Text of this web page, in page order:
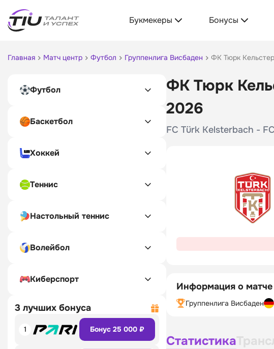
Букмекеры Бонусы
Главная Матч центр Футбол Группенлига Висбаден ФК Тюрк
Футбол
Баскетбол
Хоккей
Теннис
Настольный теннис
Волейбол
Киберспорт
3 лучших бонуса
1 Бонус 25 000 ₽
ФК Тюрк
2026
FC Türk Kelsterbach -
Информация о матче
Группенлига Висбаден
Статистика